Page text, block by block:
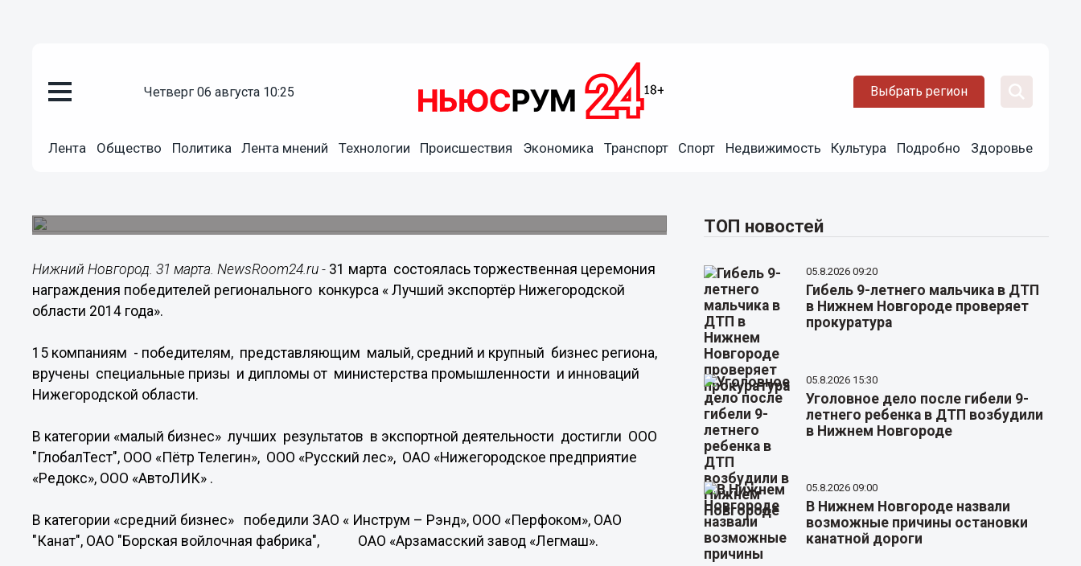
четверг 06 августа 10:25 Выбрать регион
Лента Общество Политика Лента мнений Технологии Происшествия Экономика Транспорт Спорт Недвижимость Культура Подробно Здоровье
Лучших экспортёров Нижегородской области 2014 года
Нижний Новгород. 31 марта. NewsRoom24.ru - 31 марта состоялась торжественная церемония
награждения победителей регионального конкурса « Лучший экспортёр Нижегородской
области 2014 года».
15 компаниям - победителям, представляющим малый, средний и крупный бизнес региона,
вручены специальные призы и дипломы от министерства промышленности и инноваций
Нижегородской области.
В категории «малый бизнес» лучших результатов в экспортной деятельности достигли ООО
"ГлобалТест", ООО «Пётр Телегин», ООО «Русский лес», ОАО «Нижегородское предприятие
«Редокс», ООО «АвтоЛИК» .
В категории «средний бизнес» победили ЗАО « Инструм – Рэнд», ООО «Перфоком», ОАО
"Канат", ОАО "Борская войлочная фабрика", ОАО «Арзамасский завод «Легмаш».
ТОП новостей
05.8.2026 09:20
Гибель 9-летнего мальчика в ДТП
в Нижнем Новгороде проверяет
прокуратура
05.8.2026 15:30
Уголовное дело после гибели 9-
летнего ребенка в ДТП возбудили
в Нижнем Новгороде
05.8.2026 09:00
В Нижнем Новгороде назвали
возможные причины остановки
канатной дороги